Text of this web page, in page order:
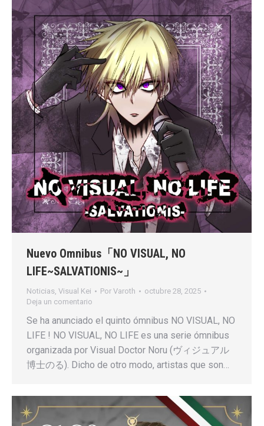
Nuevo Omnibus「NO VISUAL, NO
LIFE~SALVATIONIS~」
Noticias Visual Kei Por Varoth
octubre 28, 2025
Deja un comentario
Se ha anunciado el quinto ómnibus NO VISUAL, NO
LIFE ! NO VISUAL, NO LIFE es una serie ómnibus
organizada por Visual Doctor Noru (ヴィジュアル
博士のる). Dicho de otro modo, artistas que son…